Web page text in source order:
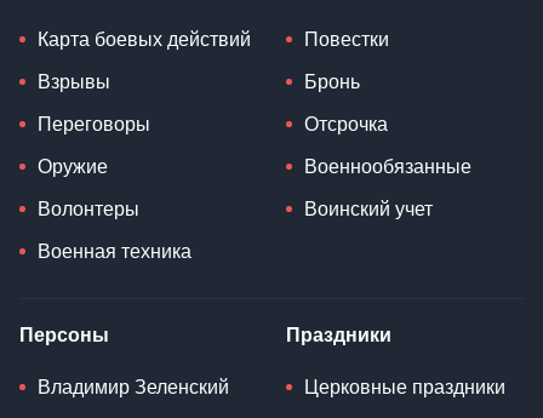
Карта боевых действий
Взрывы
Переговоры
Оружие
Волонтеры
Военная техника
Повестки
Бронь
Отсрочка
Военнообязанные
Воинский учет
Персоны
Владимир Зеленский
Праздники
Церковные праздники